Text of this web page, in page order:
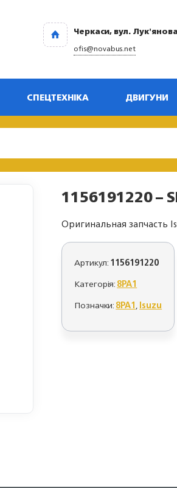
Черкаси, вул.
ofis@novabus.net
СПЕЦТЕХНІКА ДВИГУНИ
1156191220 –
Оригинальная запчасть
Артикул:1156191220
Категорія:8PA1
Позначки:8PA1,Isuzu